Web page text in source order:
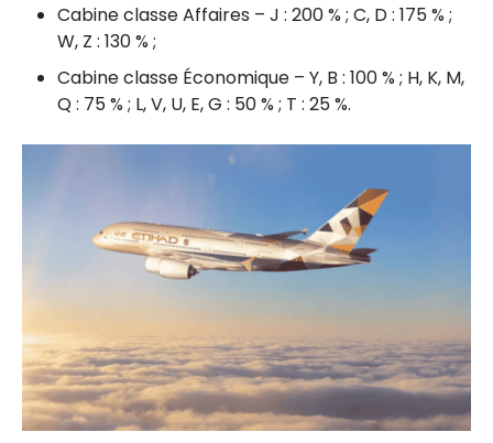
Cabine classe Affaires – J : 200 % ; C, D : 175 % ;
W, Z : 130 % ;
Cabine classe Économique – Y, B : 100 % ; H, K, M,
Q : 75 % ; L, V, U, E, G : 50 % ; T : 25 %.